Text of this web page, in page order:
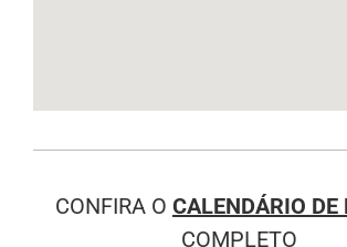
CONFIRA O CALENDÁRIO DE
COMPLETO